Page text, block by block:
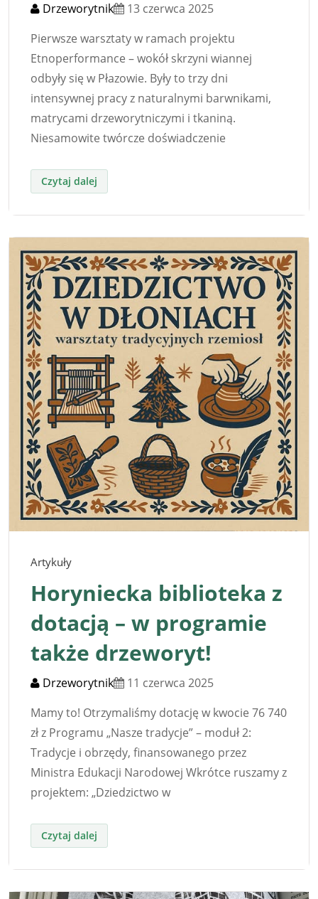
Drzeworytnik
13 czerwca 2025
Pierwsze warsztaty w ramach projektu
Etnoperformance – wokół skrzyni wiannej
odbyły się w Płazowie. Były to trzy dni
intensywnej pracy z naturalnymi barwnikami,
matrycami drzeworytniczymi i tkaniną.
Niesamowite twórcze doświadczenie
Artykuły
Horyniecka biblioteka z
dotacją – w programie
także drzeworyt!
Drzeworytnik
11 czerwca 2025
Mamy to! Otrzymaliśmy dotację w kwocie 76 740
zł z Programu „Nasze tradycje” – moduł 2:
Tradycje i obrzędy, finansowanego przez
Ministra Edukacji Narodowej Wkrótce ruszamy z
projektem: „Dziedzictwo w